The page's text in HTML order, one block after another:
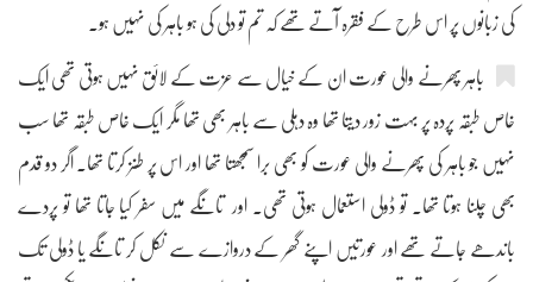
کی زبانوں پر اس طرح کے فقرہ آتے تھے کہ تم تو دلی کی ہو باہر کی نہیں ہو۔
باہر پھرنے والی عورت ان کے خیال سے عزت کے لائق نہیں ہوتی تھی ایک
خاص طبقہ پردہ پر بہت زور دیتا تھا وہ دہلی سے باہر بھی تھا مگر ایک خاص طبقہ تھا سب
نہیں جو باہر کی پھرنے والی عورت کو بھی برا سمجھتا تھا اور اس پر طنز کرتا تھا۔ اگر دو قدم
بھی چلنا ہوتا تھا۔ تو ڈولی استعمال ہوتی تھی۔ اور تانگے میں سفر کیا جاتا تھا تو پردے
باندھے جاتے تھے اور عورتیں اپنے گھر کے دروازے سے نکل کر تانگے یا ڈولی تک